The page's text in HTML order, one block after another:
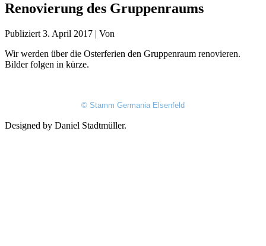
Renovierung des Gruppenraums
Publiziert 3. April 2017 | Von
Wir werden über die Osterferien den Gruppenraum renovieren.
Bilder folgen in kürze.
© Stamm Germania Elsenfeld
Designed by Daniel Stadtmüller.